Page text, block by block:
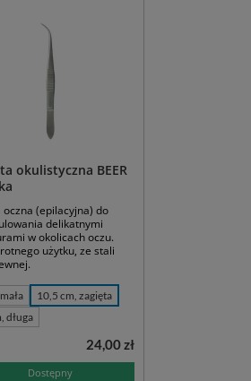
okulistyczna BEER
oczna (epilacyjna) do
delikatnymi
w okolicach oczu.
użytku, ze stali
10,5 cm, zagięta
długa
Dostępny
24,00 zł